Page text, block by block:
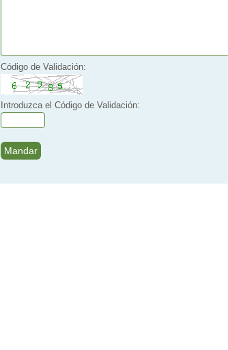
Código de Validación:
Introduzca el Código de Validación: